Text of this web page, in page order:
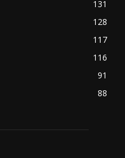
131
128
117
116
91
88